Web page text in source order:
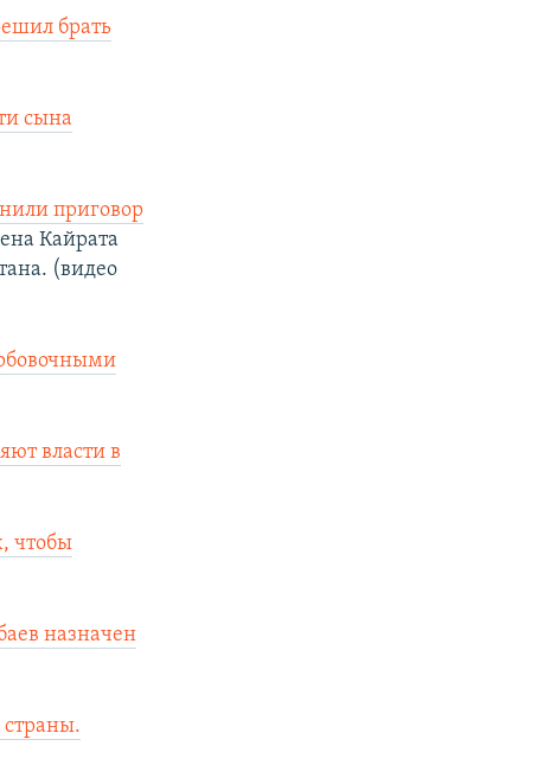
брать
сына
приговор
Кайрата
(видео
власти в
чтобы
назначен
страны.